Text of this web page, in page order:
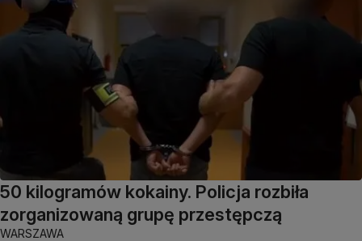
50 kilogramów kokainy. Policja rozbiła
zorganizowaną grupę przestępczą
WARSZAWA